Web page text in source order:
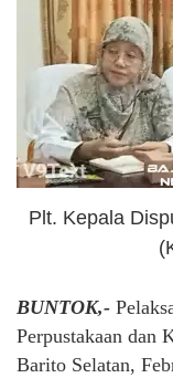
Plt. Kepala
BUNTOK,-
Perpustakaan dan
Barito Selatan,